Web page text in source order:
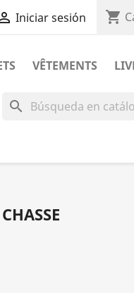
Iniciar sesión shopping_cart
VÊTEMENTS
search